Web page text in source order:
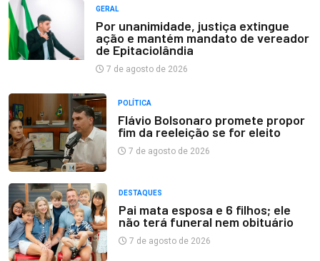
GERAL
Por unanimidade, justiça extingue
ação e mantém mandato de vereador
de Epitaciolândia
7 de agosto de 2026
POLÍTICA
Flávio Bolsonaro promete propor
fim da reeleição se for eleito
7 de agosto de 2026
DESTAQUES
Pai mata esposa e 6 filhos; ele
não terá funeral nem obituário
7 de agosto de 2026